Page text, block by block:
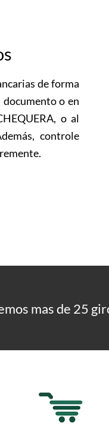
de forma
o en
o al
controle
mas de 25